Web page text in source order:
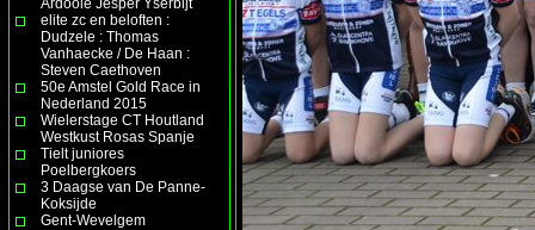
elite zc en beloften :
Dudzele : Thomas
Vanhaecke / De Haan :
Steven Caethoven
50e Amstel Gold Race in
Nederland 2015
Wielerstage CT Houtland
Westkust Rosas Spanje
Tielt juniores
Poelbergkoers
3 Daagse van De Panne-
Koksijde
Gent-Wevelgem